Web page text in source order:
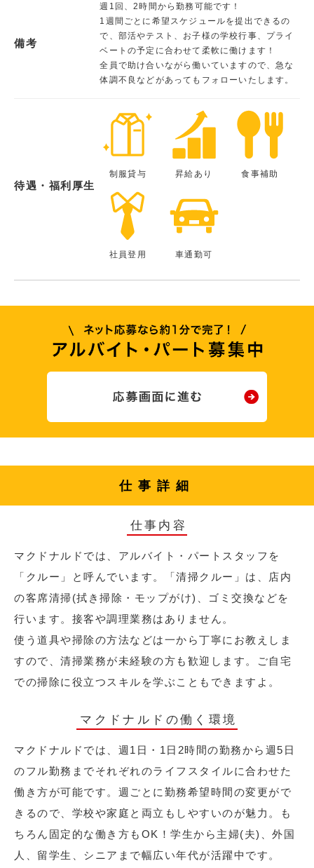
備考
週1回、2時間から勤務可能です！
1週間ごとに希望スケジュールを提出できるの
で、部活やテスト、お子様の学校行事、プライ
ベートの予定に合わせて柔軟に働けます！
全員で助け合いながら働いていますので、急な
体調不良などがあってもフォローいたします。
待遇・福利厚生
制服貸与 昇給あり 食事補助
社員登用 車通勤可
仕事詳細
仕事内容
マクドナルドでは、アルバイト・パートスタッフを
「クルー」と呼んでいます。「清掃クルー」は、店内
の客席清掃(拭き掃除・モップがけ)、ゴミ交換などを
行います。接客や調理業務はありません。
使う道具や掃除の方法などは一から丁寧にお教えしま
すので、清掃業務が未経験の方も歓迎します。ご自宅
での掃除に役立つスキルを学ぶこともできますよ。
マクドナルドの働く環境
マクドナルドでは、週1日・1日2時間の勤務から週5日
のフル勤務までそれぞれのライフスタイルに合わせた
働き方が可能です。週ごとに勤務希望時間の変更がで
きるので、学校や家庭と両立もしやすいのが魅力。も
ちろん固定的な働き方もOK！学生から主婦(夫)、外国
人、留学生、シニアまで幅広い年代が活躍中です。